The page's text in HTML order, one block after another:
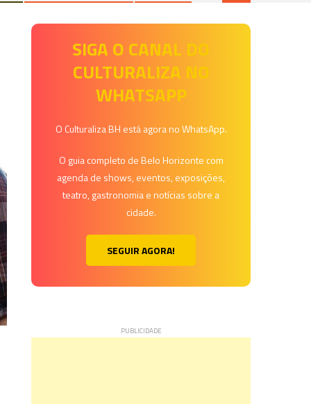
SIGA O CANAL DO
CULTURALIZA NO
WHATSAPP
O Culturaliza BH está agora no WhatsApp.
O guia completo de Belo Horizonte com
agenda de shows, eventos, exposições,
teatro, gastronomia e notícias sobre a
cidade.
SEGUIR AGORA!